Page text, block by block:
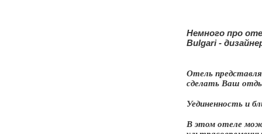
Немного про
Bulgari -
Отель
сделать Ваш
Уединенность и
В этом отеле